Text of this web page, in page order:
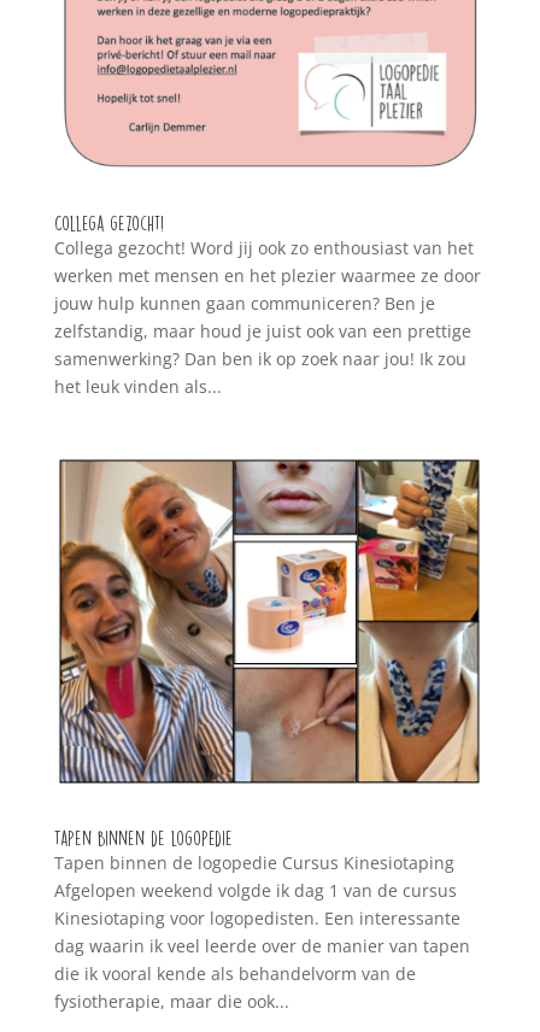
Collega gezocht!
Collega gezocht! Word jij ook zo enthousiast van het
werken met mensen en het plezier waarmee ze door
jouw hulp kunnen gaan communiceren? Ben je
zelfstandig, maar houd je juist ook van een prettige
samenwerking? Dan ben ik op zoek naar jou! Ik zou
het leuk vinden als...
Tapen binnen de logopedie
Tapen binnen de logopedie Cursus Kinesiotaping
Afgelopen weekend volgde ik dag 1 van de cursus
Kinesiotaping voor logopedisten. Een interessante
dag waarin ik veel leerde over de manier van tapen
die ik vooral kende als behandelvorm van de
fysiotherapie, maar die ook...